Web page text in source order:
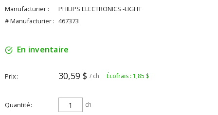
Manufacturier :
PHILIPS ELECTRONICS -LIGHT
# Manufacturier : 467373
En inventaire
Prix 30,59 $ / ch Écofrais : 1,85 $
Quantité ch